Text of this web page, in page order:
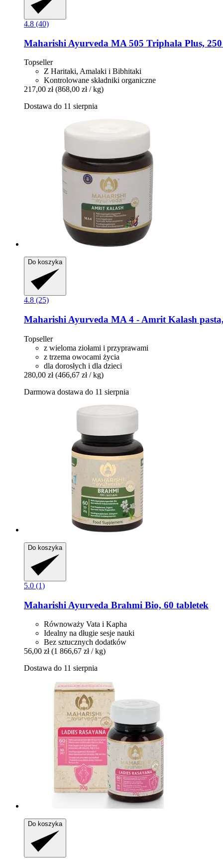
4.8 (40)
Maharishi Ayurveda MA 505 Triphala Plus,
Topseller
Z Haritaki, Amalaki i Bibhitaki
Kontrolowane składniki organiczne
217,00 zł (868,00 zł / kg)
Dostawa do 11 sierpnia
Do koszyka
4.8 (25)
Maharishi Ayurveda MA 4 -​ Amrit Kalash
Topseller
z wieloma ziołami i przyprawami
z trzema owocami życia
dla dorosłych i dla dzieci
280,00 zł (466,67 zł / kg)
Darmowa dostawa do 11 sierpnia
Do koszyka
5.0 (1)
Maharishi Ayurveda Brahmi Bio, 60 tabletek
Równoważy Vata i Kapha
Idealny na długie sesje nauki
Bez sztucznych dodatków
56,00 zł (1 866,67 zł / kg)
Dostawa do 11 sierpnia
Do koszyka